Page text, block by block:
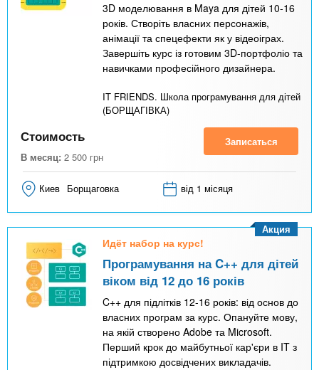
3D моделювання в Maya для дітей 10-16
років. Створіть власних персонажів,
анімації та спецефекти як у відеоіграх.
Завершіть курс із готовим 3D-портфоліо та
навичками професійного дизайнера.
IT FRIENDS. Школа програмування для дітей
(БОРЩАГІВКА)
Стоимость
В месяц: 2 500 грн
Записаться
Киев Борщаговка від 1 місяця
Идёт набор на курс!
Програмування на C++ для дітей
віком від 12 до 16 років
C++ для підлітків 12-16 років: від основ до
власних програм за курс. Опануйте мову,
на якій створено Adobe та Microsoft.
Перший крок до майбутньої кар'єри в IT з
підтримкою досвідчених викладачів.
Акция